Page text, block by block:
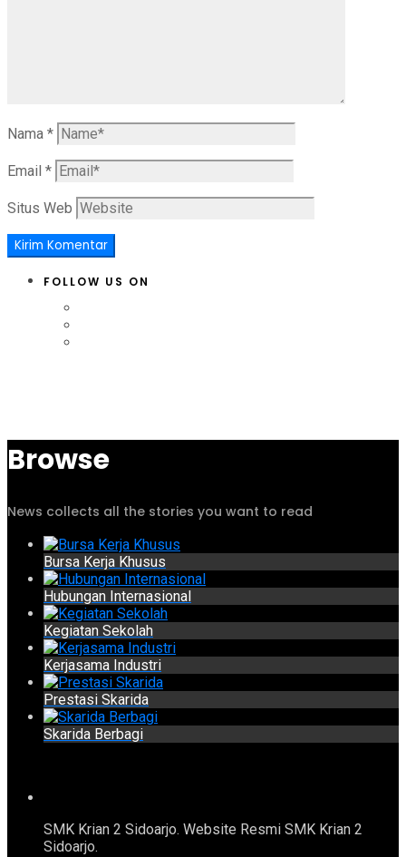
Nama *
Email *
Situs Web
FOLLOW US ON
Browse
News collects all the stories you want to read
Bursa Kerja Khusus
Hubungan Internasional
Kegiatan Sekolah
Kerjasama Industri
Prestasi Skarida
Skarida Berbagi
SMK Krian 2 Sidoarjo. Website Resmi SMK Krian 2
Sidoarjo.